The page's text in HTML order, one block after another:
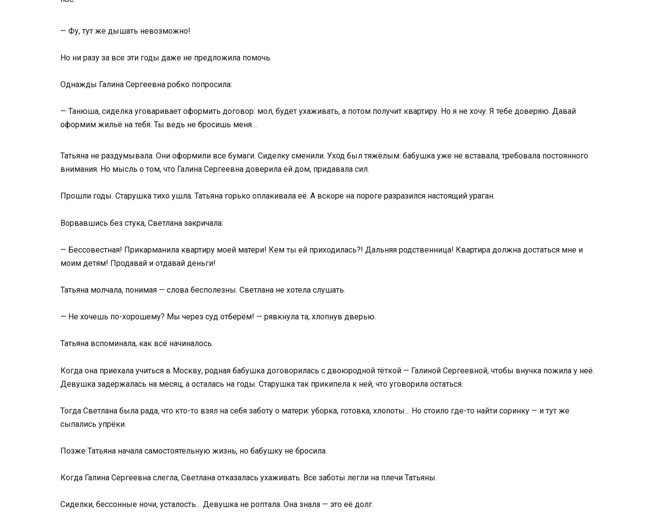
— Фу, тут же дышать невозможно!
Но ни разу за все эти годы даже не предложила помочь.
Однажды Галина Сергеевна робко попросила:
— Танюша, сиделка уговаривает оформить договор: мол, будет ухаживать, а потом получит квартиру. Но я не хочу. Я тебе доверяю. Давай
оформим жильё на тебя. Ты ведь не бросишь меня…
Татьяна не раздумывала. Они оформили все бумаги. Сиделку сменили. Уход был тяжёлым: бабушка уже не вставала, требовала постоянного
внимания. Но мысль о том, что Галина Сергеевна доверила ей дом, придавала сил.
Прошли годы. Старушка тихо ушла. Татьяна горько оплакивала её. А вскоре на пороге разразился настоящий ураган.
Ворвавшись без стука, Светлана закричала:
— Бессовестная! Прикарманила квартиру моей матери! Кем ты ей приходилась?! Дальняя родственница! Квартира должна достаться мне и
моим детям! Продавай и отдавай деньги!
Татьяна молчала, понимая — слова бесполезны. Светлана не хотела слушать.
— Не хочешь по-хорошему? Мы через суд отберём! — рявкнула та, хлопнув дверью.
Татьяна вспоминала, как всё начиналось.
Когда она приехала учиться в Москву, родная бабушка договорилась с двоюродной тёткой — Галиной Сергеевной, чтобы внучка пожила у неё.
Девушка задержалась на месяц, а осталась на годы. Старушка так прикипела к ней, что уговорила остаться.
Тогда Светлана была рада, что кто-то взял на себя заботу о матери: уборка, готовка, хлопоты… Но стоило где-то найти соринку — и тут же
сыпались упрёки.
Позже Татьяна начала самостоятельную жизнь, но бабушку не бросила.
Когда Галина Сергеевна слегла, Светлана отказалась ухаживать. Все заботы легли на плечи Татьяны.
Сиделки, бессонные ночи, усталость… Девушка не роптала. Она знала — это её долг.